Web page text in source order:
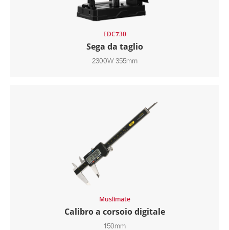
EDC730
Sega da taglio
2300W 355mm
Muslimate
Calibro a corsoio digitale
150mm